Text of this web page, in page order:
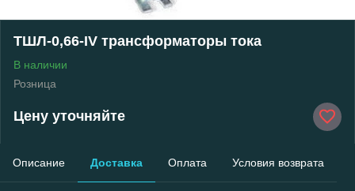
ТШЛ-0,66-IV трансформаторы тока
В наличии
Розница
Цену уточняйте
Описание Доставка Оплата Условия возврата